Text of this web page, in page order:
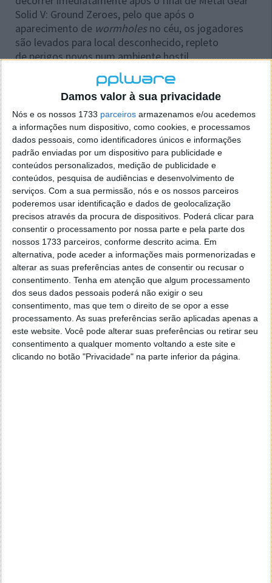
Damos valor à sua privacidade
Nós e os nossos 1733 parceiros armazenamos e/ou acedemos
a informações num dispositivo, como cookies, e processamos
dados pessoais, como identificadores únicos e informações
padrão enviadas por um dispositivo para publicidade e
conteúdos personalizados, medição de publicidade e
conteúdos, pesquisa de audiências e desenvolvimento de
serviços. Com a sua permissão, nós e os nossos parceiros
poderemos usar identificação e dados de geolocalização
precisos através da procura de dispositivos. Poderá clicar para
consentir o processamento por nossa parte e pela parte dos
nossos 1733 parceiros, conforme descrito acima. Em
alternativa, pode aceder a informações mais pormenorizadas e
alterar as suas preferências antes de consentir ou recusar o
consentimento. Tenha em atenção que algum processamento
dos seus dados pessoais poderá não exigir o seu
consentimento, mas que tem o direito de se opor a esse
processamento. As suas preferências serão aplicadas apenas a
este website. Você pode alterar suas preferências ou retirar seu
consentimento a qualquer momento voltando a este site e
clicando no botão "Privacidade" na parte inferior da página.
Solid V: Ground Zeroes, pelo que após o
aparecimento de wormholes no céu, os jogadores
são levados para local desconhecido, repleto
de perigos novos num ambiente hostil.
"Estamos deliciados em anunciar outra adição à
franchise Metal Gear",afirmouTomotadaTashiro da
Konami adiantando ainda que "
Metal Gear Survive
oferecerá uma lufada de ar fresco aos elementos
stealth que caracterizam a série com a inclusão do
co-op, transformando-se assim numa experiência
multiplayer totalmente nova e distinta".
Metal Gear Survive será lançado em 2017.
Trailer de Metal Gear Survive